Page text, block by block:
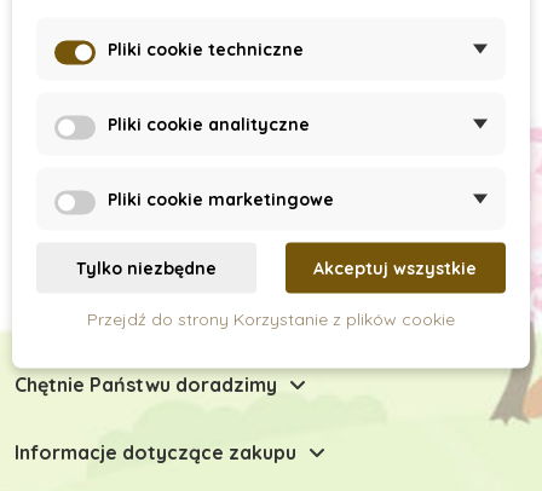
Subskrypcja newslettera
Chętnie Państwu doradzimy
Informacje dotyczące zakupu
Pliki cookie techniczne
Pliki cookie analityczne
Pliki cookie marketingowe
Tylko niezbędne Akceptuj wszystkie
Przejdź do strony Korzystanie z plików cookie